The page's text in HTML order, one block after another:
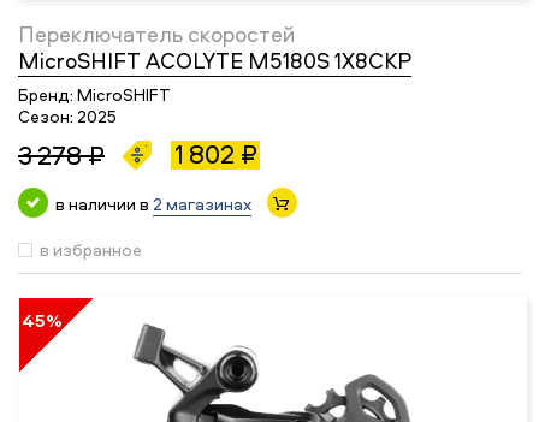
Переключатель скоростей
MicroSHIFT ACOLYTE M5180S 1X8СКР
Бренд: MicroSHIFT
Сезон: 2025
3 278 ₽ 1 802 ₽
в наличии в 2 магазинах
в избранное
45%